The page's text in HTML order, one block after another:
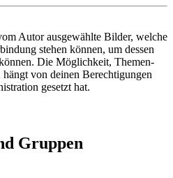
Autor ausgewählte Bilder, welche
stehen können, um dessen
Die Möglichkeit, Themen-
von deinen Berechtigungen
gesetzt hat.
Gruppen